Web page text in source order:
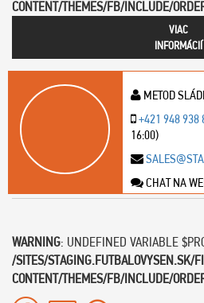
CONTENT/THEMES/FB/INCLUDE/
VIAC
INFORMÁCIÍ
METOD
+421 948 938
16:00)
CHAT NA
WARNING: UNDEFINED VARIABLE
/SITES/STAGING.FUTBALOVYSEN.SK/
CONTENT/THEMES/FB/INCLUDE/